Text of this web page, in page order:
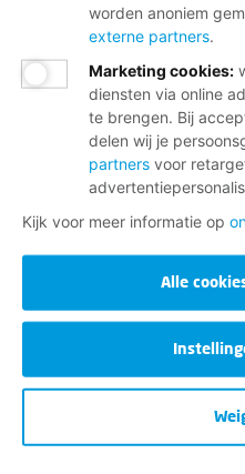
worden anoniem
externe partners.
Marketing cookies:
diensten via online
te brengen. Bij
delen wij je
partners voor
Kijk voor meer informatie op
Alle